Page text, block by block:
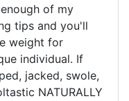
of my
tips and you'll
weight for
individual. If
jacked, swole,
NATURALLY